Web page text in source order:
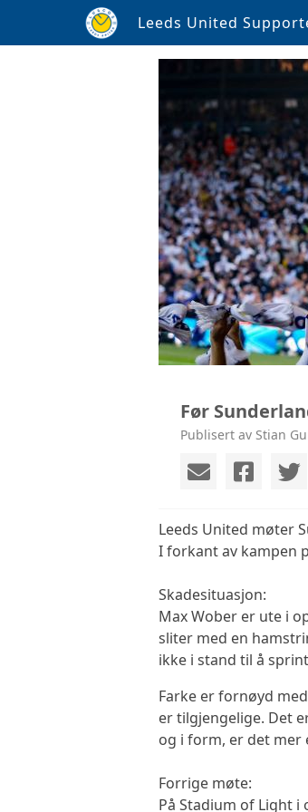
Leeds United
Før
Publisert av Stian
Leeds United møter
I forkant av kampen
Skadesituasjon:
Max Wober er ute i
sliter med en
ikke i stand til å
Farke er fornøyd
er tilgjengelige. Det
og i form, er det mer
Forrige møte:
På Stadium of Light